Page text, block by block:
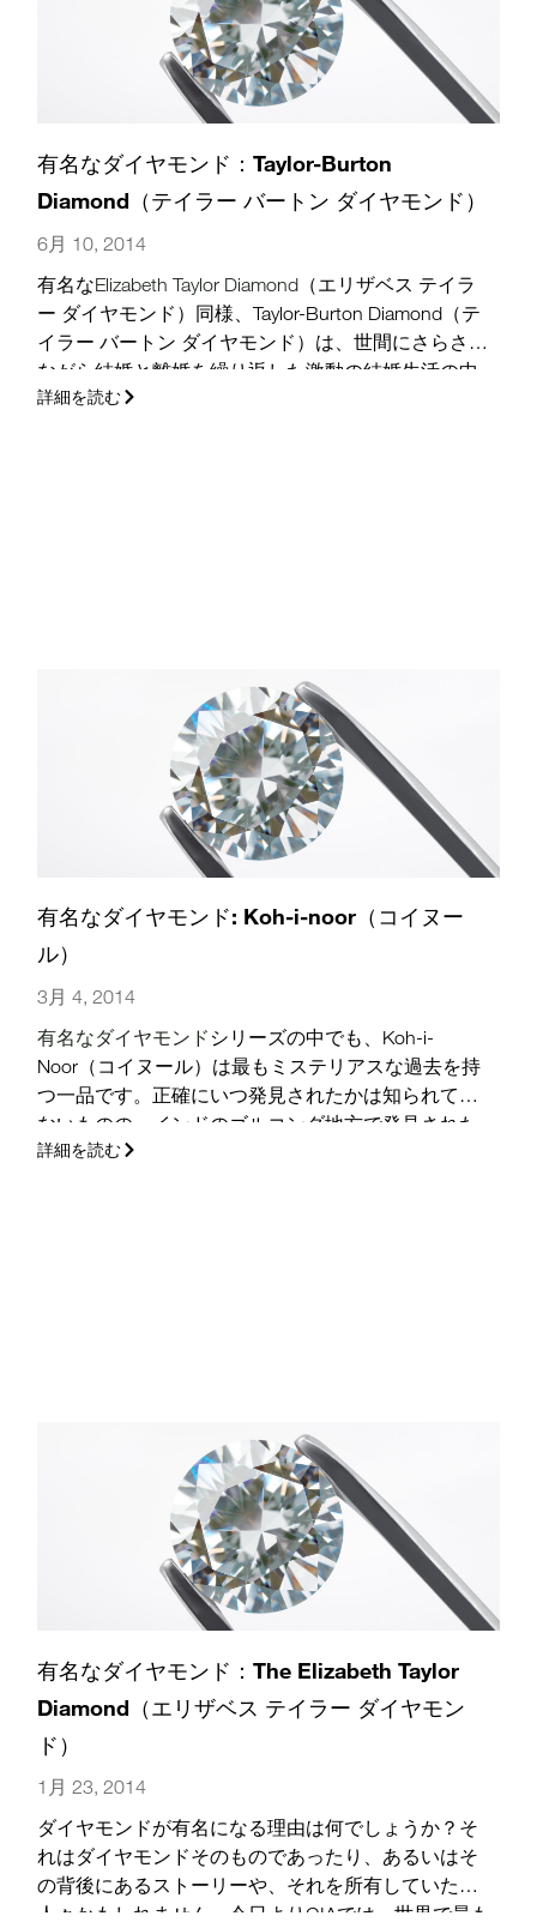
有名なダイヤモンド：Taylor-Burton
Diamond（テイラー バートン ダイヤモンド）
6月 10, 2014
有名なElizabeth Taylor Diamond （エリザベス テイラ
ー ダイヤモンド）同様、Taylor-Burton Diamond（テ
イラー バートン ダイヤモンド）は、世間にさらされ
ながら結婚と離婚を繰り返した激動の結婚生活の中
でRichard Burtonが妻のElizabeth Taylorに贈った、ま
詳細を読む
有名なダイヤモンド: Koh-i-noor（コイヌー
ル）
3月 4, 2014
有名なダイヤモンド シリーズの中でも、Koh-i-
Noor（コイヌール）は最もミステリアスな過去を持
つ一品です。正確にいつ発見されたかは知られてい
ないものの、インドのゴルコンダ地方で発見された
と言われており、この初期の歴史については何世紀
詳細を読む
有名なダイヤモンド：The Elizabeth Taylor
Diamond（エリザベス テイラー ダイヤモン
ド）
1月 23, 2014
ダイヤモンドが有名になる理由は何でしょうか？そ
れはダイヤモンドそのものであったり、あるいはそ
の背後にあるストーリーや、それを所有していた
人々かもしれません。今日よりGIAでは、世界で最も